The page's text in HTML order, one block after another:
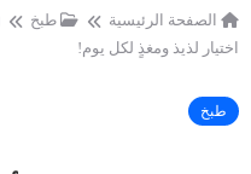
الصفحة الرئيسية طبخ
اختيار لذيذ ومغذٍ لكل يوم!
طبخ